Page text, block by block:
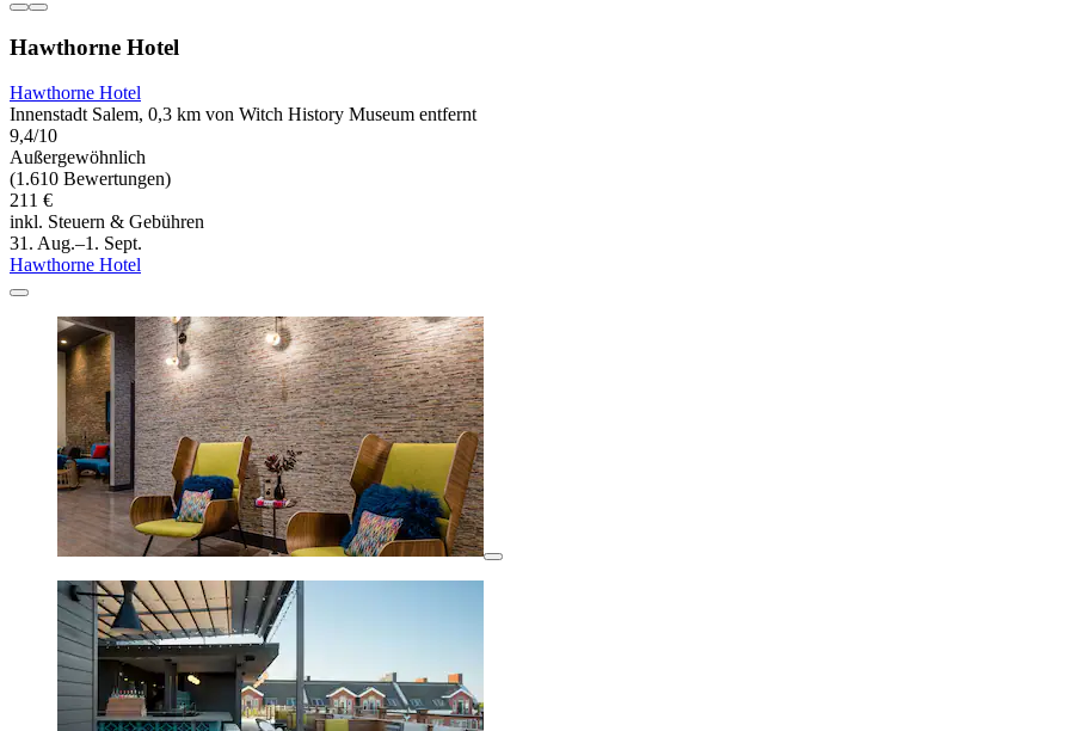
Hawthorne Hotel
Hawthorne Hotel
Innenstadt Salem, 0,3 km von Witch History Museum entfernt
9,4/10
Außergewöhnlich
(1.610 Bewertungen)
211 €
inkl. Steuern & Gebühren
31. Aug.–1. Sept.
Hawthorne Hotel